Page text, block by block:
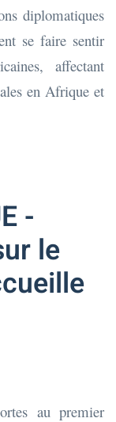
diplomatiques
se faire sentir
affectant
en Afrique et
-
le
au premier